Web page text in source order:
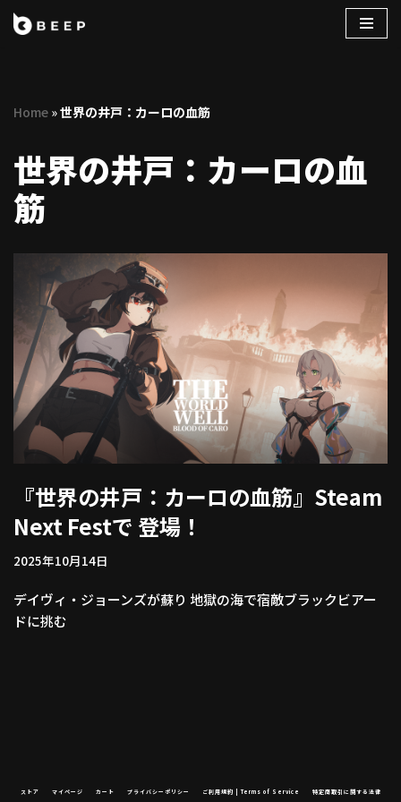
ン
へ
ス
キ
ッ
Home »世界の井⼾：カーロの⾎筋
世界の井⼾：カーロの⾎
筋
『世界の井⼾：カーロの⾎筋』Steam
Next Festで 登場！
2025年10月14日
デイヴィ・ジョーンズが蘇り 地獄の海で宿敵ブラックビアー
ドに挑む
ストア マイページ カート プライバシーポリシー ご利用規約 | Terms of Service 特定商取引に関する法律